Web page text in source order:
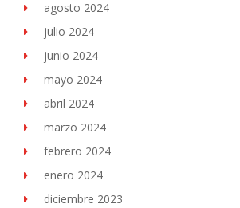
agosto 2024
julio 2024
junio 2024
mayo 2024
abril 2024
marzo 2024
febrero 2024
enero 2024
diciembre 2023